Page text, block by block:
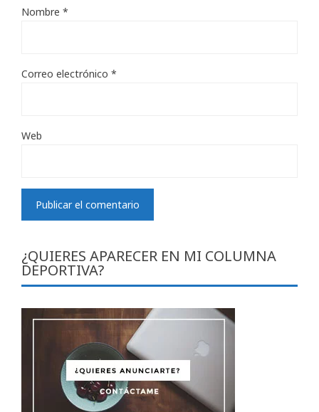
Nombre *
Correo electrónico *
Web
¿QUIERES APARECER EN MI COLUMNA
DEPORTIVA?